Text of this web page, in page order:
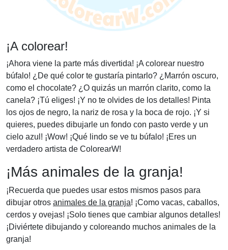
¡A colorear!
¡Ahora viene la parte más divertida! ¡A colorear nuestro
búfalo! ¿De qué color te gustaría pintarlo? ¿Marrón oscuro,
como el chocolate? ¿O quizás un marrón clarito, como la
canela? ¡Tú eliges! ¡Y no te olvides de los detalles! Pinta
los ojos de negro, la nariz de rosa y la boca de rojo. ¡Y si
quieres, puedes dibujarle un fondo con pasto verde y un
cielo azul! ¡Wow! ¡Qué lindo se ve tu búfalo! ¡Eres un
verdadero artista de ColorearW!
¡Más animales de la granja!
¡Recuerda que puedes usar estos mismos pasos para
dibujar otros animales de la granja! ¡Como vacas, caballos,
cerdos y ovejas! ¡Solo tienes que cambiar algunos detalles!
¡Diviértete dibujando y coloreando muchos animales de la
granja!